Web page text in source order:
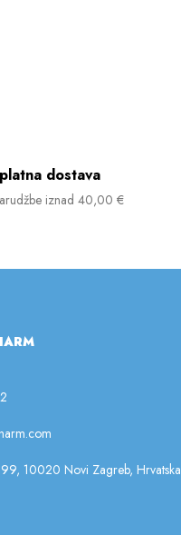
dostava
iznad 40,00 €
99, 10020 Novi Zagreb, Hrvatska